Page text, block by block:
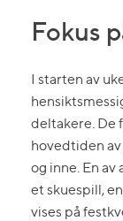
Fokus
I starten av
deltakere. De
hovedtiden
og inne. En
et skuespill,
vises på